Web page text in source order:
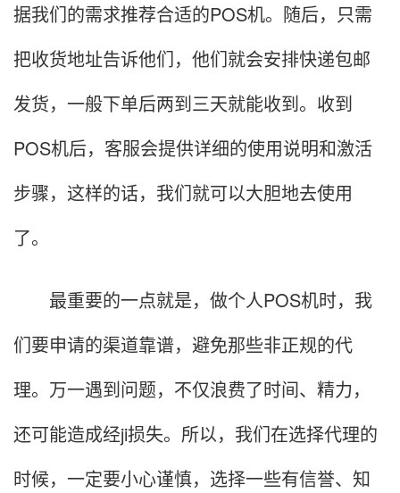
据我们的需求推荐合适的POS机。随后，只需
把收货地址告诉他们，他们就会安排快递包邮
发货，一般下单后两到三天就能收到。收到
POS机后，客服会提供详细的使用说明和激活
步骤，这样的话，我们就可以大胆地去使用
了。
最重要的一点就是，做个人POS机时，我
们要申请的渠道靠谱，避免那些非正规的代
理。万一遇到问题，不仅浪费了时间、精力，
还可能造成经ji损失。所以，我们在选择代理的
时候，一定要小心谨慎，选择一些有信誉、知